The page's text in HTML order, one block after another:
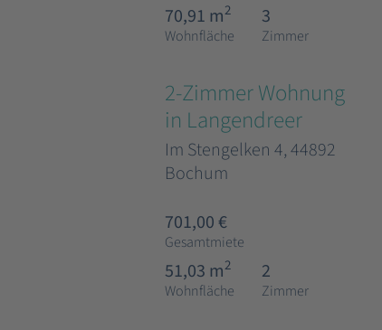
70,91 m2
Wohnfläche
3
Zimmer
2-Zimmer Wohnung
in Langendreer
Im Stengelken 4, 44892
Bochum
701,00 €
Gesamtmiete
51,03 m2
Wohnfläche
2
Zimmer